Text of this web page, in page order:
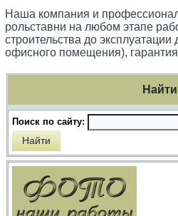
Наша компания и
рольставни на любом этапе
строительства до
офисного помещения),
Найти
Поиск по сайту: